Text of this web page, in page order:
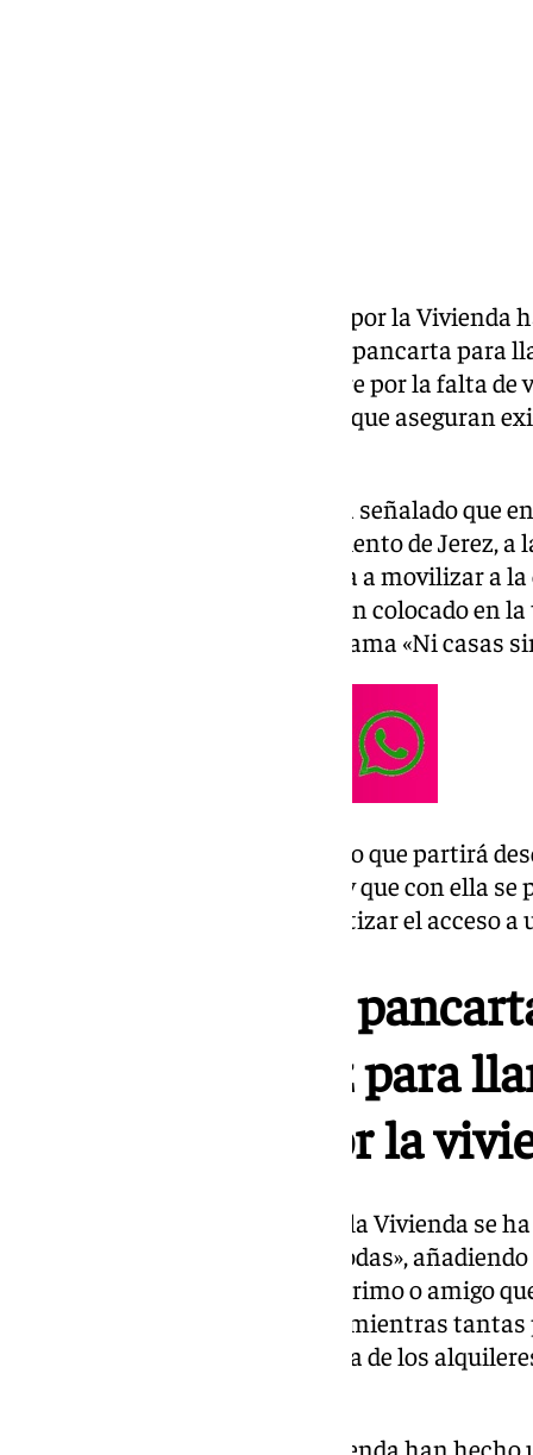
La plataforma ciudadana Jerez por la Vivienda
torre octogonal del Alcázar una pancarta para
próximo sábado 23 de noviembre por la falta
frente a «la crisis habitacional» que aseguran
En una nota, la organización ha señalado que
exigirá soluciones» al Ayuntamiento de Jerez,
Gobierno de España. Así, de cara a movilizar a
integrantes de este colectivo han colocado en
Jerez una pancarta con la proclama «Ni casas
Sobre la protesta se ha explicado que partirá
horas del mediodía del sábado, y que con ella
urgentes y efectivas para garantizar el acceso a
Despliegan una
Alcázar de Jerez para
movilización por la
Desde la asamblea de Jerez por la Vivienda se
vivienda «nos afecta a todos y todas»,
siempre tendrás un hermano, primo o amigo
podemos mirar hacia otro lado mientras
barrios por el alza descontrolada de los